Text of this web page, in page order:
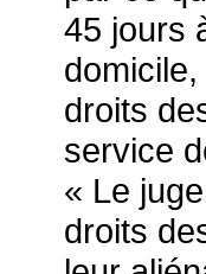
45 jours
droits
service
« Le
droits